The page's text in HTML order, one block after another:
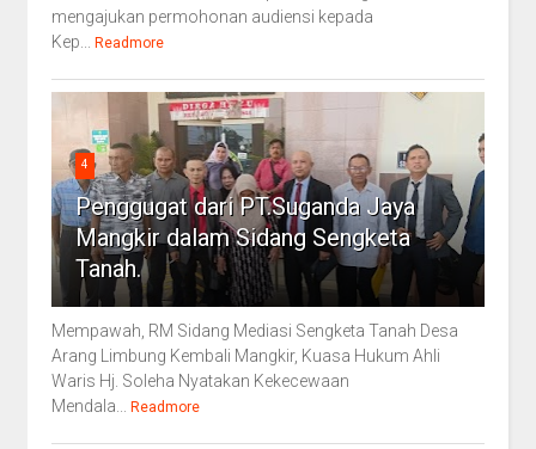
mengajukan permohonan audiensi kepada
Kep...
Readmore
4
Penggugat dari PT.Suganda Jaya
Mangkir dalam Sidang Sengketa
Tanah.
Mempawah, RM Sidang Mediasi Sengketa Tanah Desa
Arang Limbung Kembali Mangkir, Kuasa Hukum Ahli
Waris Hj. Soleha Nyatakan Kekecewaan
Mendala...
Readmore